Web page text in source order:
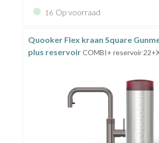
16 Op voorraad
Quooker Flex kraan Square
plus reservoirCOMBI+ reservoir